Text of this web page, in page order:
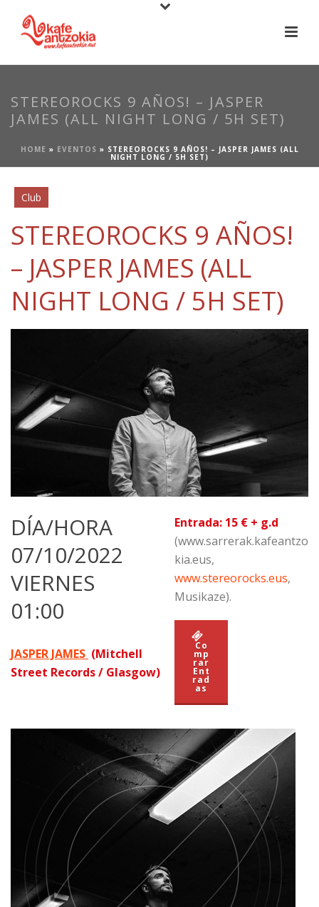
STEREOROCKS 9 AÑOS! – JASPER
JAMES (ALL NIGHT LONG / 5H SET)
HOME » EVENTOS » STEREOROCKS 9 AÑOS! – JASPER JAMES (ALL
NIGHT LONG / 5H SET)
Club
STEREOROCKS 9 AÑOS!
– JASPER JAMES (ALL
NIGHT LONG / 5H SET)
DÍA/HORA
07/10/2022
VIERNES
01:00
Entrada: 15 € + g.d
(www.sarrerak.kafeantzo
kia.eus,
www.stereorocks.eus,
Musikaze).
Co
mp
rar
Ent
rad
as
JASPER JAMES (Mitchell
Street Records / Glasgow)